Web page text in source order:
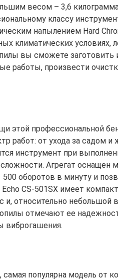
весом – 3,6
классу
напылением Hard
климатических условиях,
вы сможете заготовить
работы, произвести
этой профессиональной
работ: от ухода за садом
инструмент при
Агрегат оснащен
оборотов в минуту и
CS-501SX имеет
и, относительно небольшой
отмечают ее
виброгашения.
популярна модель от